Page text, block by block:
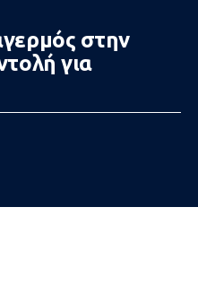
στην
για